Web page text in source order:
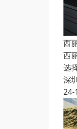
西
西
选
深
24-